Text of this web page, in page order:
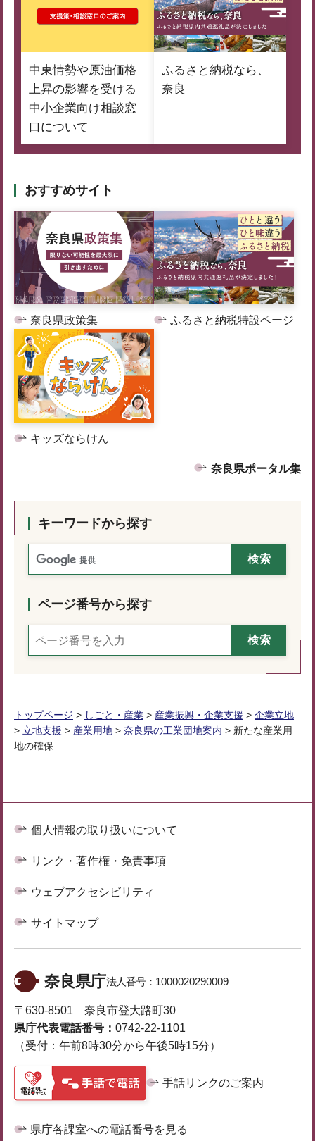
中東情勢や原油価格
上昇の影響を受ける
中小企業向け相談窓
口について
ふるさと納税なら、
奈良
おすすめサイト
奈良県政策集 ふるさと納税特設ページ
キッズならけん
奈良県ポータル集
キーワードから探す
ページ番号から探す
トップページ > しごと・産業 > 産業振興・企業支援 > 企業立地
> 立地支援 > 産業用地 > 奈良県の工業団地案内 > 新たな産業用
地の確保
個人情報の取り扱いについて
リンク・著作権・免責事項
ウェブアクセシビリティ
サイトマップ
奈良県庁法人番号： 1000020290009
〒630-8501 奈良市登大路町30
県庁代表電話番号： 0742-22-1101
（受付：午前8時30分から午後5時15分）
手話リンクのご案内
県庁各課室への電話番号を見る